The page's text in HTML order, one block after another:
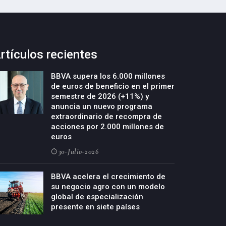
recientes
BBVA supera los 6.000 millones
de euros de beneficio en el primer
semestre de 2026 (+11%) y
anuncia un nuevo programa
extraordinario de recompra de
acciones por 2.000 millones de
euros
30-Julio-2026
BBVA acelera el crecimiento de
su negocio agro con un modelo
global de especialización
presente en siete países